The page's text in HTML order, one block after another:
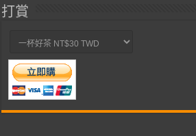
打賞